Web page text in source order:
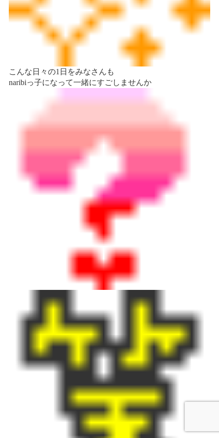
こんな日々の1日をみなさんも
naribiっ子になって一緒にすごしませんか